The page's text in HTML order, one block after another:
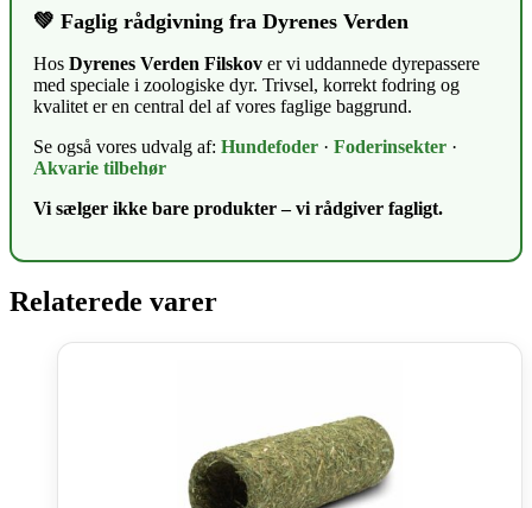
💚 Faglig rådgivning fra Dyrenes Verden
Hos Dyrenes Verden Filskov er vi uddannede dyrepassere
med speciale i zoologiske dyr. Trivsel, korrekt fodring og
kvalitet er en central del af vores faglige baggrund.
Se også vores udvalg af: Hundefoder · Foderinsekter ·
Akvarie tilbehør
Vi sælger ikke bare produkter – vi rådgiver fagligt.
Relaterede varer